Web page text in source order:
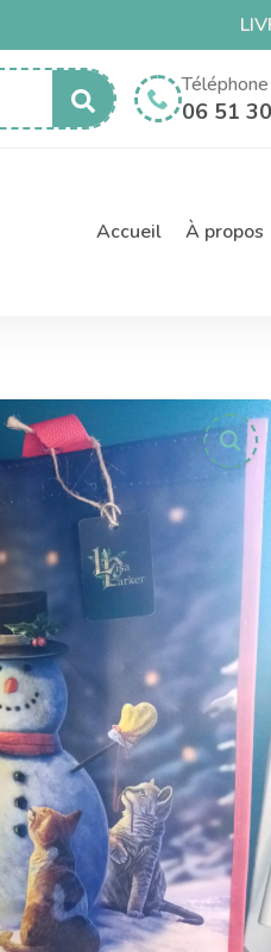
Search
for:
Téléphone
06 51
Accueil À propos